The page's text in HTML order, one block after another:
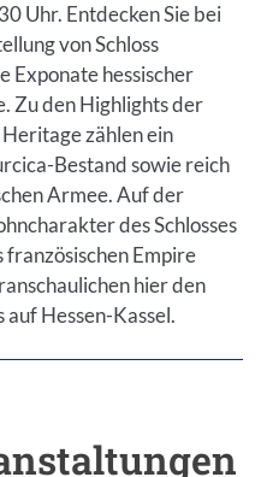
Uhr. Entdecken Sie bei
von Schloss
Exponate hessischer
Zu den Highlights der
zählen ein
Bestand sowie reich
Armee. Auf der
des Schlosses
Empire
hier den
auf Hessen-Kassel.